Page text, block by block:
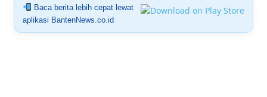
Baca berita lebih cepat lewat
aplikasi BantenNews.co.id